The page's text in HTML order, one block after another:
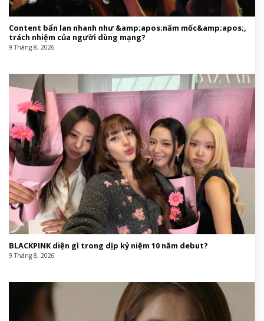
Content bẩn lan nhanh như &amp;apos;nấm mốc&amp;apos;,
trách nhiệm của người dùng mạng?
9 Tháng 8, 2026
BLACKPINK diện gì trong dịp kỷ niệm 10 năm debut?
9 Tháng 8, 2026